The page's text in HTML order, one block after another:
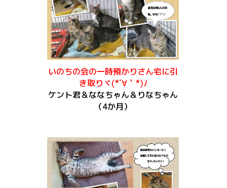
いのちの会の一時預かりさん宅に引
き取りヾ(*´∀｀*)ﾉ
ケント君＆ななちゃん＆りなちゃん
（4か月）